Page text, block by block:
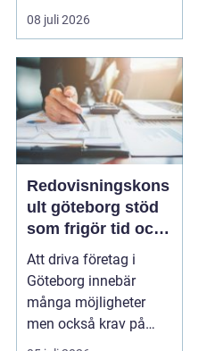
profil i a...
08 juli 2026
Redovisningskons
ult göteborg stöd
som frigör tid och
skapar kontroll
Att driva företag i
Göteborg innebär
många möjligheter
men också krav på
ordning i ekonomin.